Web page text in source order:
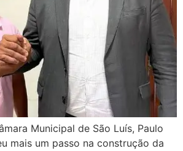
Municipal de São Luís, Paulo
mais um passo na construção da